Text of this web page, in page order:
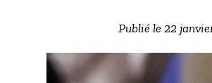
Publié le 22